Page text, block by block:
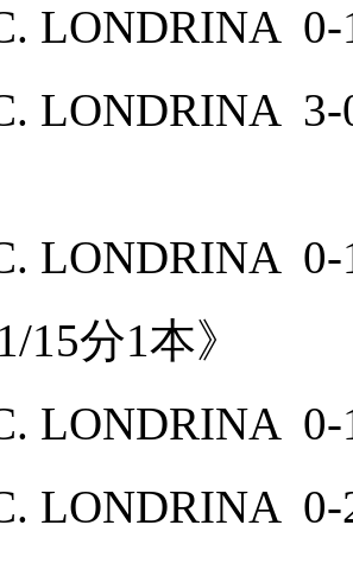
LONDRINA
LONDRINA
LONDRINA
15分1本》
LONDRINA
LONDRINA